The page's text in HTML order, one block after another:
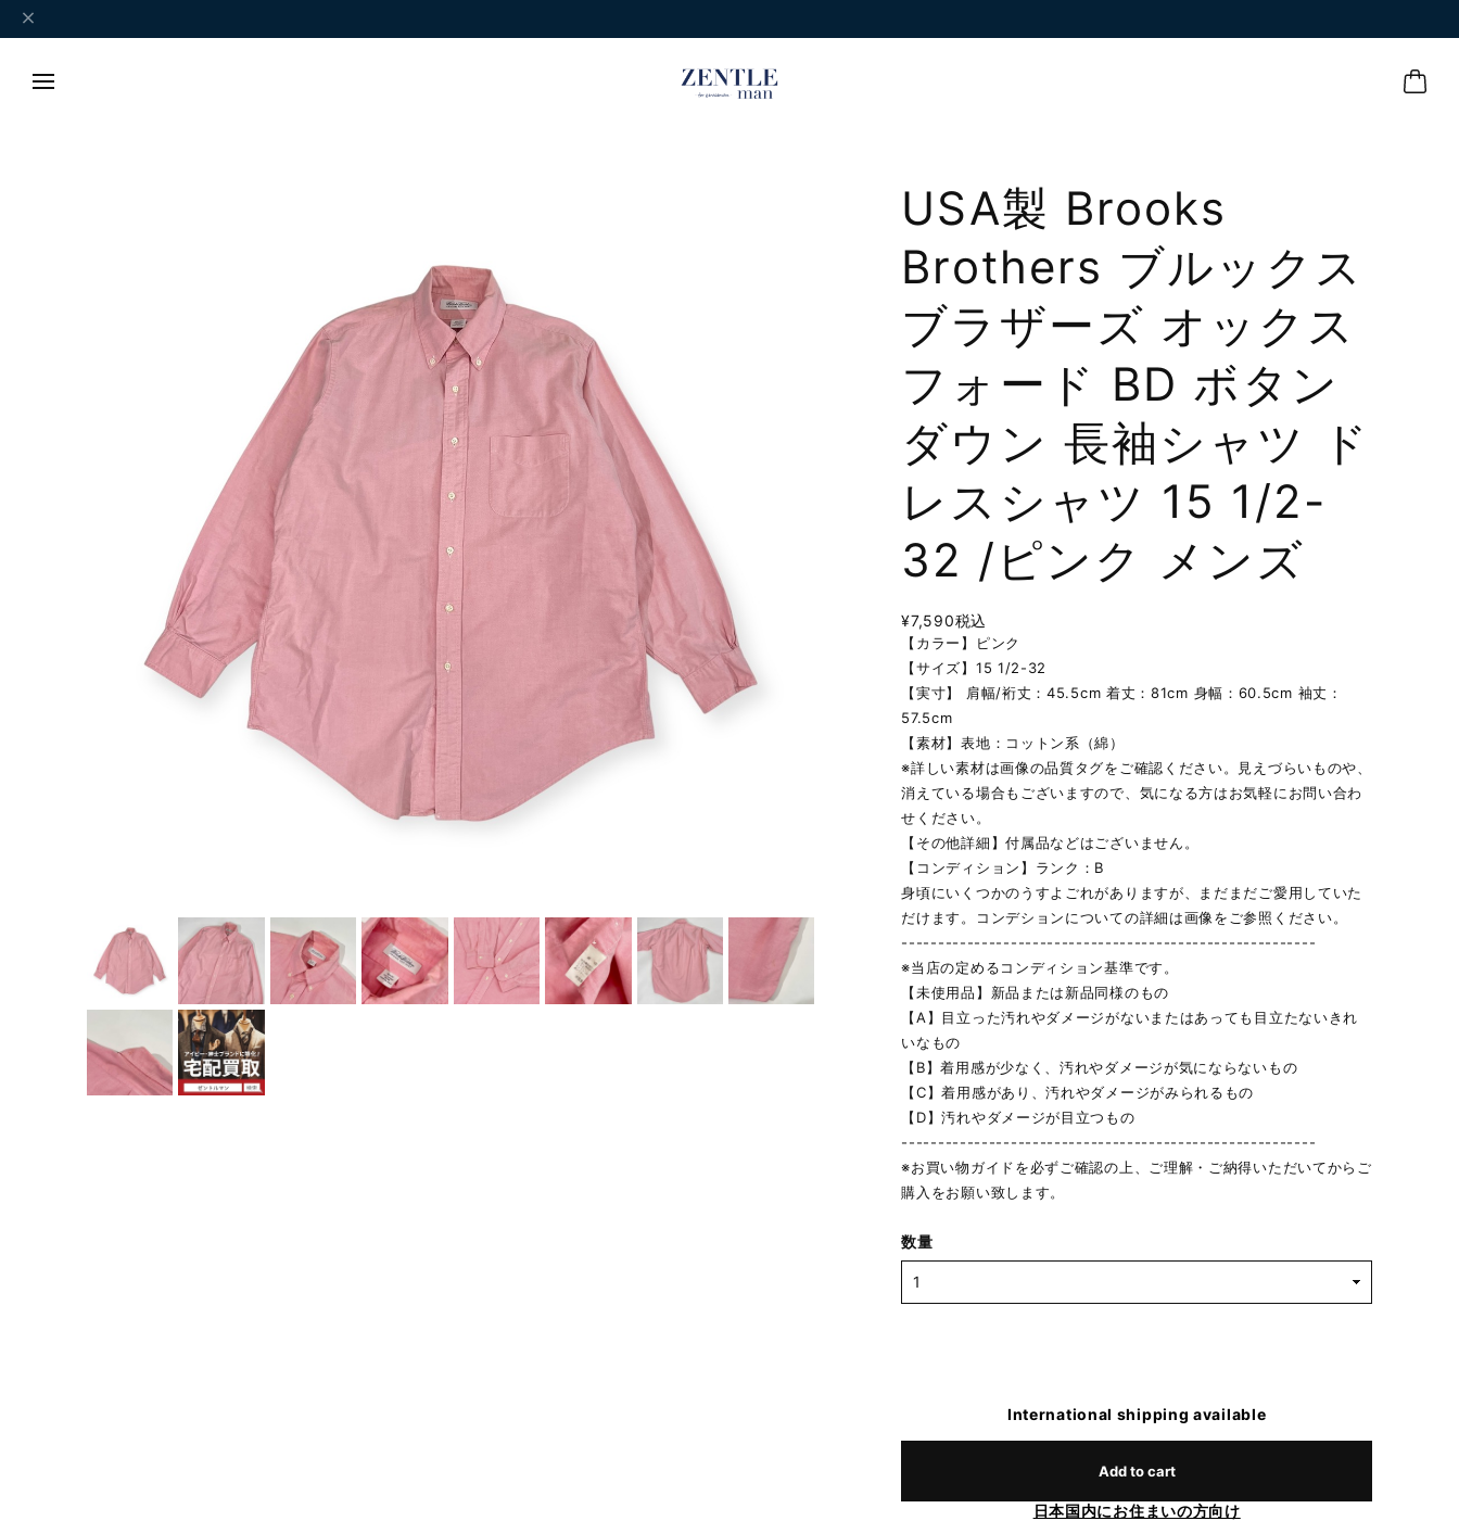
USA製 Brooks
Brothers ブルックス
ブラザーズ オックス
フォード BD ボタン
ダウン 長袖シャツ ド
レスシャツ 15 1/2-
32 /ピンク メンズ
¥7,590税込
【カラー】ピンク
【サイズ】15 1/2-32
【実寸】 肩幅/裄丈：45.5cm 着丈：81cm 身幅：60.5cm 袖丈：
57.5cm
【素材】表地：コットン系（綿）
※詳しい素材は画像の品質タグをご確認ください。見えづらいものや、
消えている場合もございますので、気になる方はお気軽にお問い合わ
せください。
【その他詳細】付属品などはございません。
【コンディション】ランク：B
身頃にいくつかのうすよごれがありますが、まだまだご愛用していた
だけます。コンデションについての詳細は画像をご参照ください。
---------------------------------------------------------
※当店の定めるコンディション基準です。
【未使用品】新品または新品同様のもの
【A】目立った汚れやダメージがないまたはあっても目立たないきれ
いなもの
【B】着用感が少なく、汚れやダメージが気にならないもの
【C】着用感があり、汚れやダメージがみられるもの
【D】汚れやダメージが目立つもの
---------------------------------------------------------
※お買い物ガイドを必ずご確認の上、ご理解・ご納得いただいてからご
購入をお願い致します。
数量
International shipping available
Add to cart
日本国内にお住まいの方向け